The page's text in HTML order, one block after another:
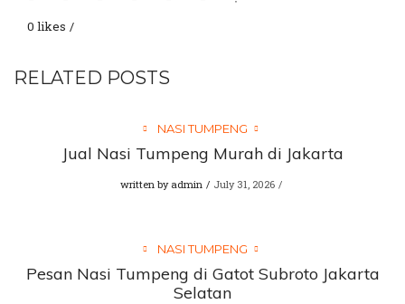
0 likes
RELATED POSTS
NASI TUMPENG
Jual Nasi Tumpeng Murah di Jakarta
written by admin July 31, 2026
NASI TUMPENG
Pesan Nasi Tumpeng di Gatot Subroto Jakarta
Selatan